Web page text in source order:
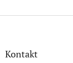
Z
Kontakt